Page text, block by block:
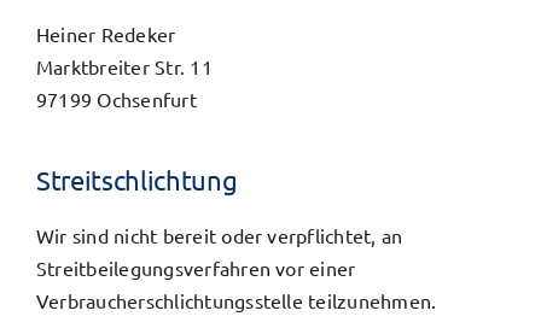
Heiner Redeker
Marktbreiter Str. 11
97199 Ochsenfurt
Streitschlichtung
Wir sind nicht bereit oder verpflichtet, an
Streitbeilegungsverfahren vor einer
Verbraucherschlichtungsstelle teilzunehmen.